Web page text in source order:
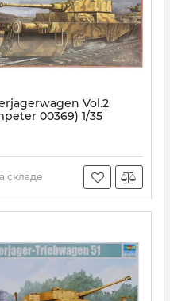
Vol.2
00369) 1/35
складе